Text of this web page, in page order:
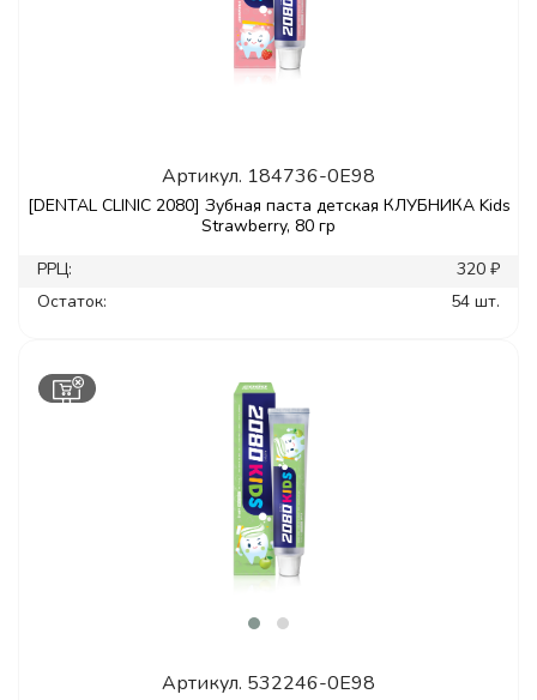
Артикул. 184736-0E98
[DENTAL CLINIC 2080] Зубная паста детская КЛУБНИКА Kids
Strawberry, 80 гр
РРЦ:
320 ₽
Остаток:
54 шт.
Артикул. 532246-0E98